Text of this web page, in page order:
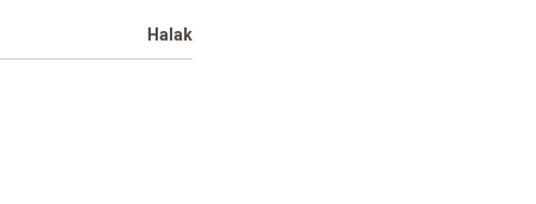
Halak